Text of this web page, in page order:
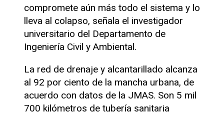
compromete aún más todo el sistema y lo
lleva al colapso, señala el investigador
universitario del Departamento de
Ingeniería Civil y Ambiental.
La red de drenaje y alcantarillado alcanza
al 92 por ciento de la mancha urbana, de
acuerdo con datos de la JMAS. Son 5 mil
700 kilómetros de tubería sanitaria